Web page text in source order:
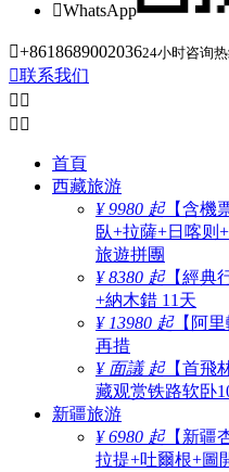
WhatsApp
+861868900203624小时咨询
联系我们
 
 
首頁
西藏旅游
¥ 9980 起【含機
臥+拉薩+日喀则
旅遊拼團
¥ 8380 起【經典
+納木錯 11天
¥ 13980 起【阿
再措
¥ 面議 起【首飛
藏观赏铁路软卧
新疆旅游
¥ 6980 起【新疆
拉提+吐爾根+圖